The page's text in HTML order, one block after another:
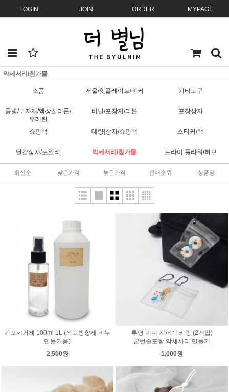
LOGIN JOIN ORDER MYPAGE
악세서리/첨가물
소품 저울/핫플레이트/비커 기타도구
공병/부자재/액상실리콘/
우레탄
비닐/포장지/리본 포장상자
쇼핑백 대량]상자/쇼핑백 스티커/택
달걀상자/도일리 악세서리/첨가물 드라이 플라워/허브
최신순 낮은가격 높은가격 판매순위 상품명
기포제거제 100ml 1L (석고방향제 비누
만들기용)
2,500원
투명 미니 지퍼백 키링 (2개입)
군번줄포함 악세사리 만들기
1,000원